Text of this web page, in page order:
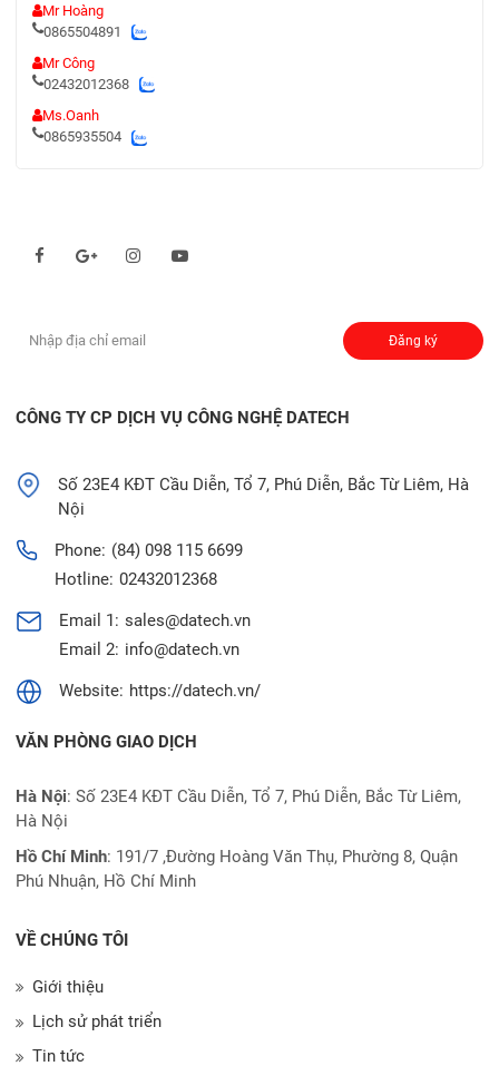
Mr Hoàng
0865504891
Mr Công
02432012368
Ms.Oanh
0865935504
Đăng ký
CÔNG TY CP DỊCH VỤ CÔNG NGHỆ DATECH
Số 23E4 KĐT Cầu Diễn, Tổ 7, Phú Diễn, Bắc Từ Liêm, Hà
Nội
Phone: (84) 098 115 6699
Hotline: 02432012368
Email 1: sales@datech.vn
Email 2: info@datech.vn
Website: https://datech.vn/
VĂN PHÒNG GIAO DỊCH
Hà Nội: Số 23E4 KĐT Cầu Diễn, Tổ 7, Phú Diễn, Bắc Từ Liêm,
Hà Nội
Hồ Chí Minh: 191/7 ,Đường Hoàng Văn Thụ, Phường 8, Quận
Phú Nhuận, Hồ Chí Minh
VỀ CHÚNG TÔI
Giới thiệu
Lịch sử phát triển
Tin tức